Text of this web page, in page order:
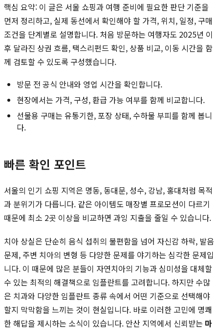
핵심 요약: 이 글은 서울 쇼핑과 여행 준비에 필요한 판단 기준을
먼저 정리하고, 실제 동선에서 확인해야 할 가격, 위치, 일정, 구매
조건을 단계별로 설명합니다. 처음 방문하는 여행자도 2025년 이
후 달라진 상권 흐름, 택스리펀드 확인, 상품 비교, 이동 시간을 함
께 검토할 수 있도록 구성했습니다.
방문 전 공식 안내와 영업 시간을 확인합니다.
현장에서는 가격, 구성, 환급 가능 여부를 함께 비교합니다.
선물용 구매는 유통기한, 포장 상태, 수하물 부피를 함께 봅니
다.
빠른 확인 포인트
서울의 인기 쇼핑 지역은 명동, 동대문, 성수, 강남, 홍대처럼 목적
과 분위기가 다릅니다. 같은 아이템도 매장별 프로모션이 다르기
때문에 최소 2곳 이상을 비교하면 과잉 지출을 줄일 수 있습니다.
치아 상실은 단순히 음식 섭취의 불편함을 넘어 자신감 하락, 발음
문제, 주변 치아의 변형 등 다양한 문제를 야기하는 심각한 문제입
니다. 이 때문에 많은 분들이 자연치아의 기능과 심미성을 대체할
수 있는 최적의 해결책으로 임플란트를 고려합니다. 하지만 수많
은 치과와 다양한 임플란트 종류 속에서 어떤 기준으로 선택해야
할지 막막함을 느끼는 것이 현실입니다. 바로 이러한 고민에 명쾌
한 해답을 제시하는 소식이 있습니다. 안산 지역에서 신뢰받는 마